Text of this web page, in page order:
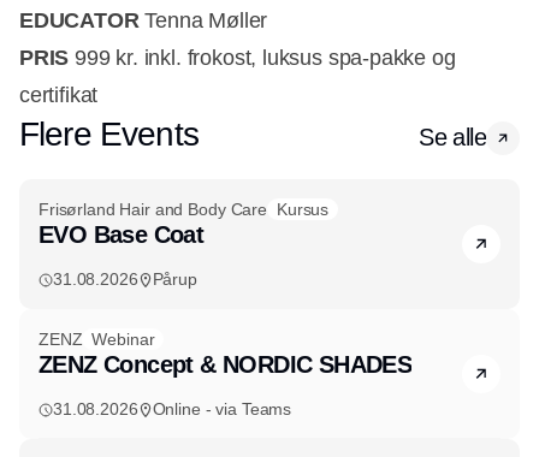
EDUCATORTenna Møller
PRIS 999 kr. inkl. frokost, luksus spa-pakke og
certifikat
Flere Events Se alle
Frisørland Hair and Body Care Kursus
EVO Base Coat
31.08.2026 Pårup
ZENZ Webinar
ZENZ Concept & NORDIC SHADES
31.08.2026 Online - via Teams